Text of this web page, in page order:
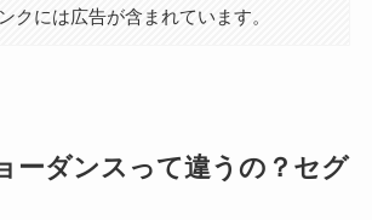
クには広告が含まれています。
ーダンスって違うの？セグ